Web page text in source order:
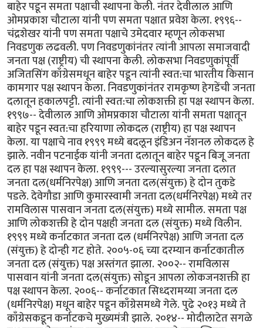
बाहेर पडून समता पक्षाची स्थापना केली. नंतर देवीलाल आणि
ओमप्रकाश चौटाला यांनी पण समता पक्षात प्रवेश केला. १९९६--
चंद्रशेखर यांनी पण समता पक्षाचे उमेदवार म्हणून लोकसभा
निवडणुक लढवली. पण निवडणुकांनंतर त्यांनी आपला समाजवादी
जनता पक्ष (राष्ट्रीय) ची स्थापना केली. लोकसभा निवडणुकांपूर्वी
अजितसिंग काँग्रेसमधून बाहेर पडून त्यांनी स्वत:चा भारतीय किसान
कामगार पक्ष स्थापन केला. निवडणुकांनंतर रामकृष्ण हेगडेंची जनता
दलातून हकालपट्टी. त्यांनी स्वत:चा लोकशक्ती हा पक्ष स्थापन केला.
१९९७-- देवीलाल आणि ओमप्रकाश चौटाला यांनी समता पक्षातून
बाहेर पडून स्वत:चा हरियाणा लोकदल (राष्ट्रीय) हा पक्ष स्थापन
केला. या पक्षाचे नाव १९९९ मध्ये बदलून इंडिअन नॅशनल लोकदल हे
झाले. नवीन पटनाईक यांनी जनता दलातून बाहेर पडून बिजू जनता
दल हा पक्ष स्थापन केला. १९९९--- उरल्यासुरल्या जनता दलात
जनता दल(धर्मनिरपेक्ष) आणि जनता दल(संयुक्त) हे दोन तुकडे
पडले. देवेगौडा आणि कुमारस्वामी जनता दल(धर्मनिरपेक्ष) मध्ये तर
रामविलास पासवान जनता दल(संयुक्त) मध्ये सामील. समता पक्ष
आणि लोकशक्ती हे दोन पक्षही जनता दल (संयुक्त) मध्ये विलीन.
१९९९ मध्ये कर्नाटकात जनता दल (धर्मनिरपेक्ष) आणि जनता दल
(संयुक्त) हे दोन्ही गट होते. २००५-०६ च्या दरम्यान कर्नाटकातील
जनता दल (संयुक्त) पक्ष अस्तंगत झाला. २००२-- रामविलास
पासवान यांनी जनता दल(संयुक्त) सोडून आपला लोकजनशक्ती हा
पक्ष स्थापन केला. २००६-- कर्नाटकात सिध्दरामय्या जनता दल
(धर्मनिरपेक्ष) मधून बाहेर पडून काँग्रेसमध्ये गेले. पुढे २०१३ मध्ये ते
काँग्रेसकडून कर्नाटकचे मुख्यमंत्री झाले. २०१४-- मोदीलाटेत सगळे